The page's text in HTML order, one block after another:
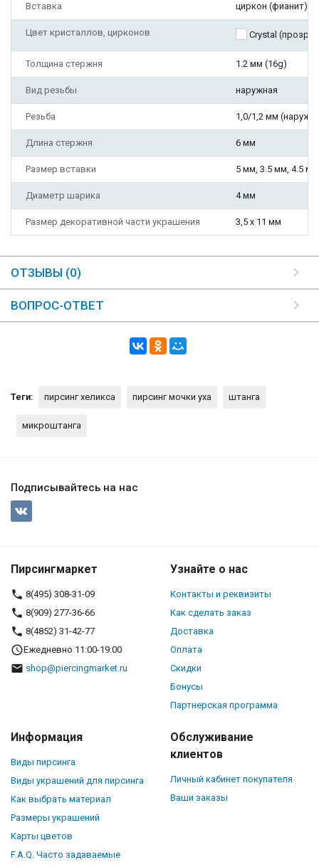
Вставка циркон (фианит)
Цвет кристаллов, цирконов Crystal
Толщина стержня 1.2 мм (16g)
Вид резьбы наружная
Резьба 1,0/1,2 мм
Длина стержня 6 мм
Размер вставки 5 мм, 3.5 мм, 4.5 мм
Диаметр шарика 4 мм
Размер декоративной части украшения 3,5 х 11 мм
ОТЗЫВЫ (0)
ВОПРОС-ОТВЕТ
Теги: пирсинг хеликса пирсинг мочки уха штанга
микроштанга
Подписывайтесь на нас
Пирсингмаркет
8(495) 308-31-09
8(909) 277-36-66
8(4852) 31-42-77
Ежедневно 11:00-19:00
shop@piercingmarket.ru
Узнайте о нас
Контакты и реквизиты
Как сделать заказ
Доставка
Оплата
Скидки
Бонусы
Партнерская программа
Информация
Виды пирсинга
Виды украшений для пирсинга
Как выбрать материал
Размеры украшений
Карты цветов
F.A.Q. Часто задаваемые
Обслуживание
клиентов
Личный кабинет покупателя
Ваши заказы